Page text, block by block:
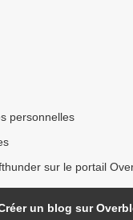
personnelles
sur le portail
un blog sur